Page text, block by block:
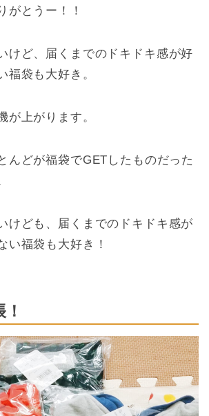
がとうー！！
けど、届くまでのドキドキ感が好
福袋も大好き。
が上がります。
んどが福袋でGETしたものだった
けども、届くまでのドキドキ感が
い福袋も大好き！